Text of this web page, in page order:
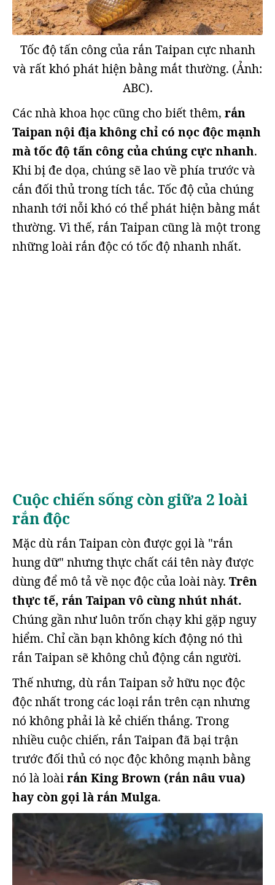
Tốc độ tấn công của rắn Taipan cực nhanh
và rất khó phát hiện bằng mắt thường. (Ảnh:
ABC).
Các nhà khoa học cũng cho biết thêm, rắn
Taipan nội địa không chỉ có nọc độc mạnh
mà tốc độ tấn công của chúng cực nhanh.
Khi bị đe dọa, chúng sẽ lao về phía trước và
cắn đối thủ trong tích tắc. Tốc độ của chúng
nhanh tới nỗi khó có thể phát hiện bằng mắt
thường. Vì thế, rắn Taipan cũng là một trong
những loài rắn độc có tốc độ nhanh nhất.
Cuộc chiến sống còn giữa 2 loài
rắn độc
Mặc dù rắn Taipan còn được gọi là "rắn
hung dữ" nhưng thực chất cái tên này được
dùng để mô tả về nọc độc của loài này. Trên
thực tế, rắn Taipan vô cùng nhút nhát.
Chúng gần như luôn trốn chạy khi gặp nguy
hiểm. Chỉ cần bạn không kích động nó thì
rắn Taipan sẽ không chủ động cắn người.
Thế nhưng, dù rắn Taipan sở hữu nọc độc
độc nhất trong các loại rắn trên cạn nhưng
nó không phải là kẻ chiến thắng. Trong
nhiều cuộc chiến, rắn Taipan đã bại trận
trước đối thủ có nọc độc không mạnh bằng
nó là loàirắn King Brown (rắn nâu vua)
hay còn gọi là rắn Mulga.